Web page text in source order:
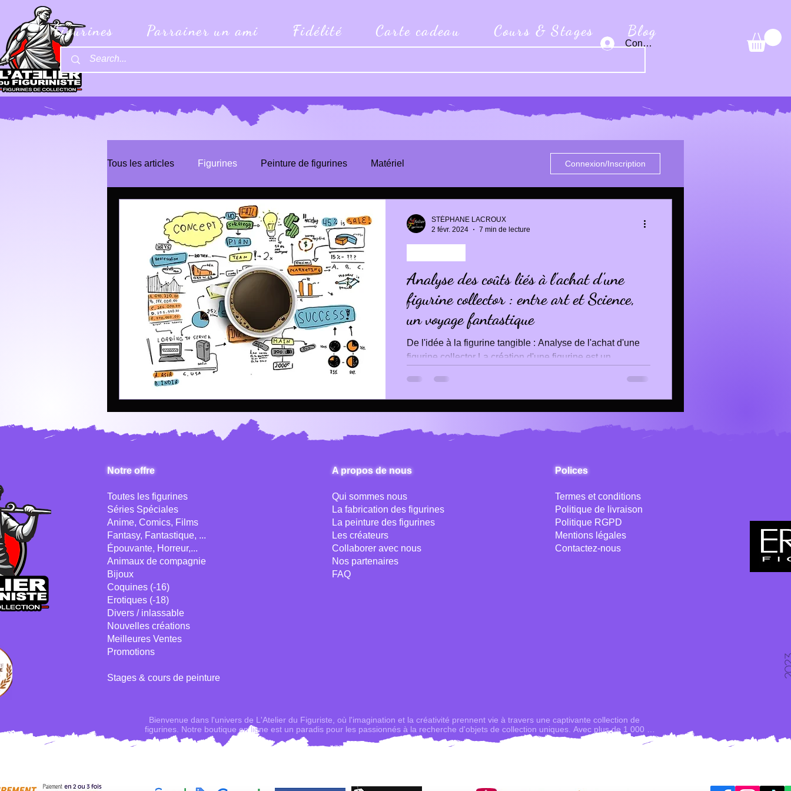
Figurines Parrainer un ami Fidélité Carte cadeau Cours & Stages Blog
Connexion
Tous les articles Figurines Peinture de figurines Matériel Connexion/Inscription
Analyse des coûts liés à l'achat d'une
figurine collector : entre art et Science,
un voyage fantastique
De l'idée à la figurine tangible : Analyse de l'achat d'une
figurine collector La création d'une figurine est un
STÉPHANE LACROUX
2 févr. 2024
7 min de lecture
Notre offre
Toutes les figurines
Séries Spéciales
Anime, Comics, Films
Fantasy, Fantastique, ...
Épouvante, Horreur,...
Animaux de compagnie
Bijoux
Coquines (-16)
Erotiques (-18)
Divers / inlassable
Nouvelles créations
Meilleures Ventes
Promotions
Stages & cours de peinture
A propos de nous
Qui sommes nous
La fabrication des figurines
La peinture des figurines
Les créateurs
Collaborer avec nous
Nos partenaires
FAQ
Polices
Termes et conditions
Politique de livraison
Politique RGPD
Mentions légales
Contactez-nous
Bienvenue dans l'univers de L'Atelier du Figuriste, où l'imagination et la créativité prennent vie à travers une captivante collection de
figurines. Notre boutique en ligne est un paradis pour les passionnés à la recherche d'objets de collection uniques. Avec plus de 1 000
figurines , vous n'aurez que l'embarras du choix. Des personnages d'anime aux super-héros emblématiques, des royaumes fantastiques
aux franchises de films, notre gamme diversifiée répond à toutes les passions, à tous les intérêts et à tous les budgets.